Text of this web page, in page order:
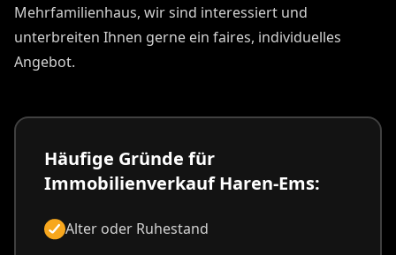
Mehrfamilienhaus, wir sind interessiert und
unterbreiten Ihnen gerne ein faires, individuelles
Angebot.
Häufige Gründe für
Immobilienverkauf Haren-Ems:
Alter oder Ruhestand